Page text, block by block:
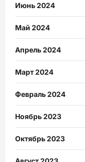
Июнь 2024
Май 2024
Апрель 2024
Март 2024
Февраль 2024
Ноябрь 2023
Октябрь 2023